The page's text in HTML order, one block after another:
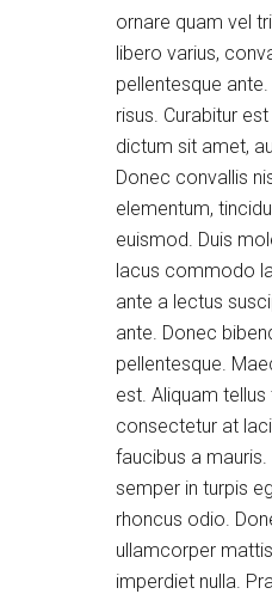
ornare quam vel
libero varius,
pellentesque
risus. Curabitur
dictum sit amet,
Donec convallis
elementum,
euismod. Duis
lacus commodo
ante a lectus
ante. Donec
pellentesque.
est. Aliquam tellus
consectetur at
faucibus a mauris.
semper in turpis
rhoncus odio.
ullamcorper
imperdiet nulla.